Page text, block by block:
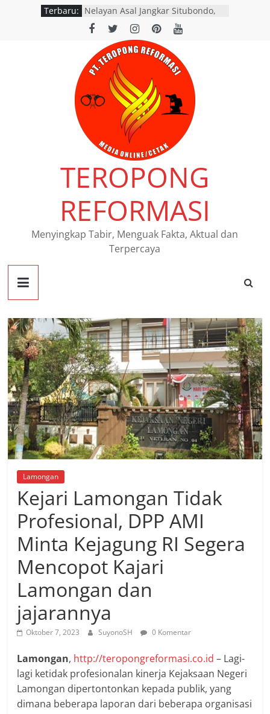
Terbaru: Nelayan Asal Jangkar Situbondo,
Ditemukan Meninggal Dunia di
Perairan Jangkar
Polres Pasuruan Mutasi Tiga
Penyidik Polsek Beji Demi
Efektivitas dan Kelancaran Proses
Penyidikan
Tiga Rumah Hangus Terbakar Di
Desa Pokaan Panji Situbondo
Polres Pasuruan Nonjobkan
Anggota Reskrim Polsek Beji, Wujud
Komitmen Transparansi
Penanganan Dugaan Penganiayaan
Polres Situbondo Tangkap
Pembobol Rumah di Jangkar,
Pelaku Gasak Uang Rp18 Juta
TEROPONG
REFORMASI
Menyingkap Tabir, Menguak Fakta, Aktual dan
Terpercaya
Lamongan
Kejari Lamongan Tidak
Profesional, DPP AMI
Minta Kejagung RI Segera
Mencopot Kajari
Lamongan dan
jajarannya
Oktober 7, 2023 SuyonoSH 0 Komentar
Lamongan, http://teropongreformasi.co.id – Lagi-
lagi ketidak profesionalan kinerja Kejaksaan Negeri
Lamongan dipertontonkan kepada publik, yang
dimana beberapa laporan dari beberapa organisasi